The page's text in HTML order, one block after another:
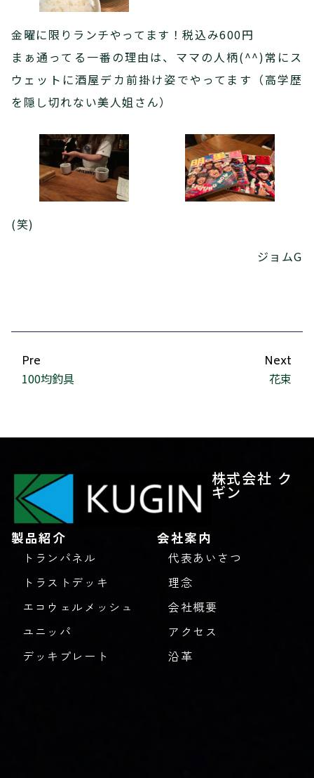
金曜に限りランチやってます！税込み600円
まぁ通ってる一番の理由は、ママの人柄(^^)常にス
ウェットに酒屋デカ前掛け姿でやってます（高学歴
を隠し切れない美人姐さん）
(笑)
ジョムG
Pre
100均釣具
Next
花束
株式会社 ク
ギン
製品紹介
トランパネル
トラストデッキ
エコウェルメッシュ
ユニッパ
デッキプレート
会社案内
代表あいさつ
理念
会社概要
アクセス
沿革